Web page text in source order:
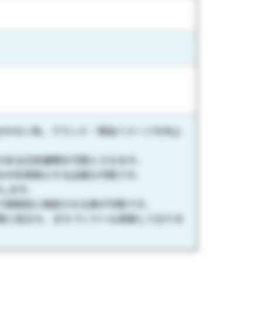
ない為、ブランド・商品イメージを向上
る広告展開を可能とさせます。
写真映えする企画も可能です。
す。
制的に視認させる事が可能です。
役立ち、まちづくりへも貢献しておりま